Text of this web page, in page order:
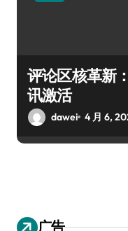
评论区核革新
讯激活
dawei 4 月 6,
广告